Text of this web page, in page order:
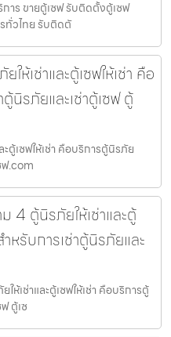
าร ขายตู้เซฟ รับติดตั้งตู้เซฟ
ทั่วไทย รับติดตั
ห้เช่าและตู้เซฟให้เช่า คือ
นิรภัยและเช่าตู้เซฟ ตู้
ตู้เซฟให้เช่า คือบริการตู้นิรภัย
ฟ.com
4 ตู้นิรภัยให้เช่าและตู้
หรับการเช่าตู้นิรภัยและ
เช่าและตู้เซฟให้เช่า คือบริการตู้
ตู้เซ